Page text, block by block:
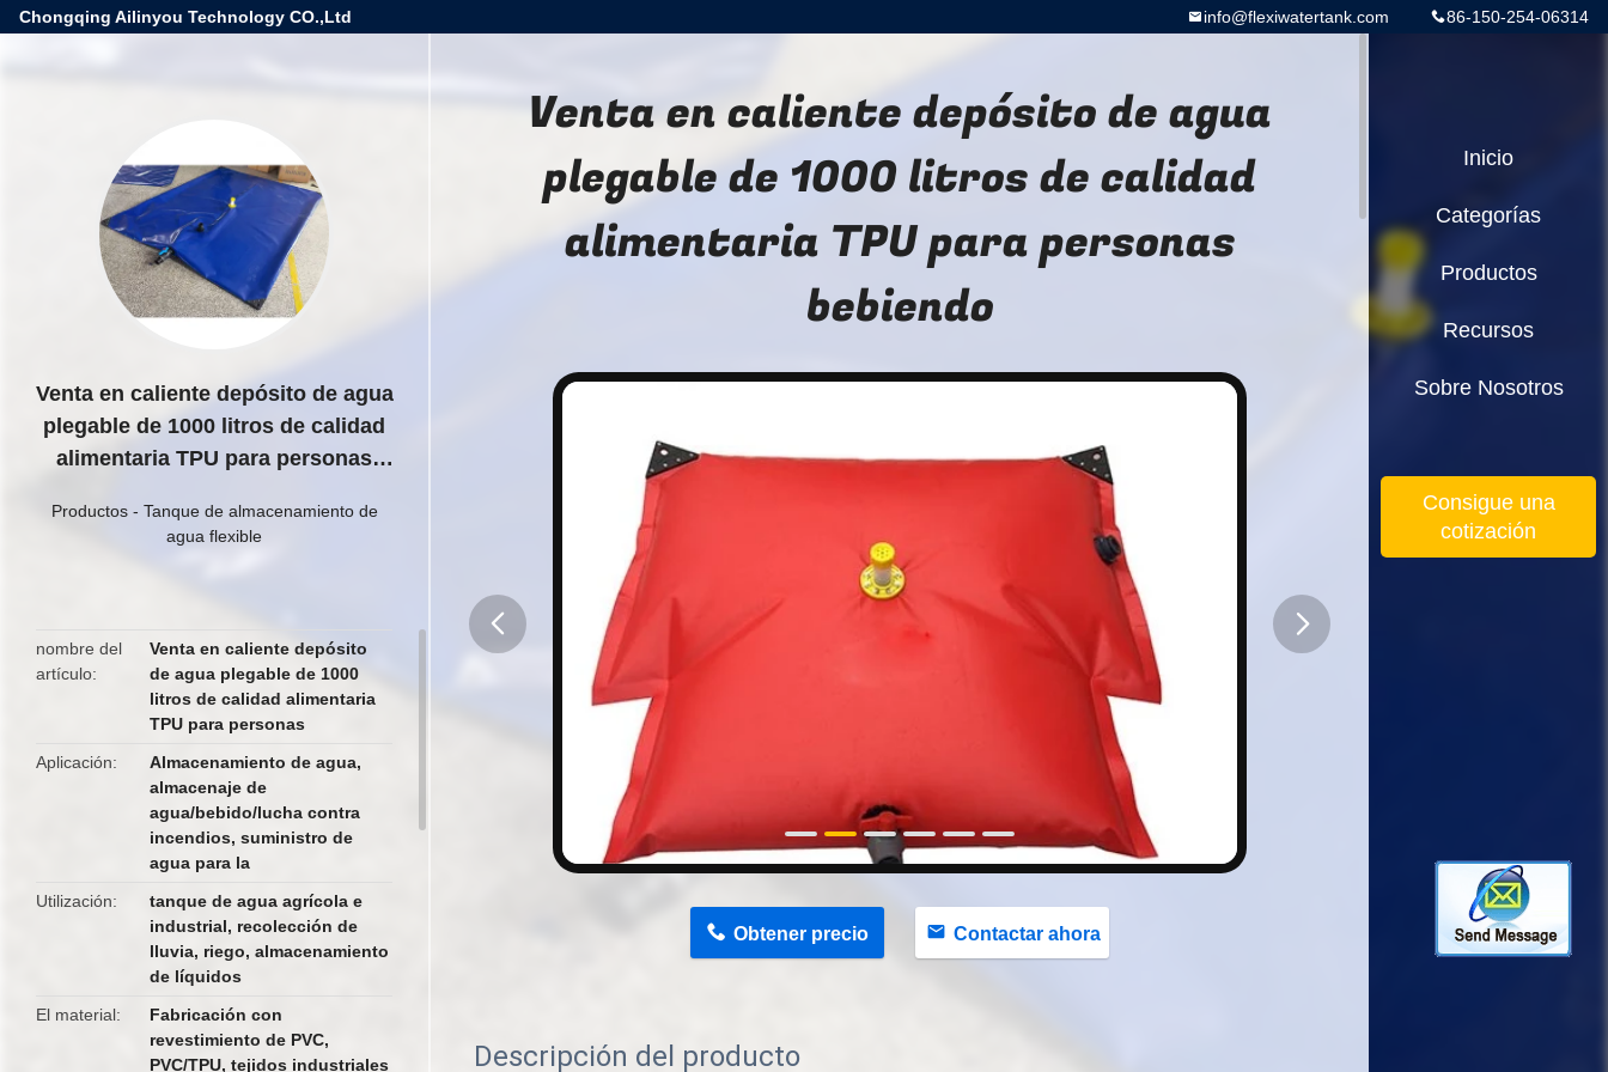
Chongqing Ailinyou Technology CO.,Ltd 86-150-254-06314
info@flexiwatertank.com
Venta en caliente depósito de agua
plegable de 1000 litros de calidad
alimentaria TPU para personas
Productos- Tanque de almacenamiento de
agua flexible
nombre del
artículo
Venta en caliente depósito
de agua plegable de 1000
litros de calidad alimentaria
TPU para personas
Aplicación
Almacenamiento de agua,
almacenaje de
agua/bebido/lucha contra
incendios, suministro de
agua para la
Utilización
tanque de agua agrícola e
industrial, recolección de
lluvia, riego, almacenamiento
de líquidos
El material
Fabricación con
revestimiento de PVC,
PVC/TPU, tejidos industriales
Venta en caliente depósito de agua
plegable de 1000 litros de calidad
alimentaria TPU para personas
bebiendo
Obtener precio Contactar ahora
Descripción del producto
Inicio
Categorías
Productos
Recursos
Sobre Nosotros
Consigue una
cotización